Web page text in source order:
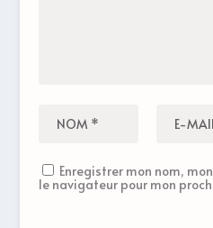
Enregistrer mon nom,
le navigateur pour mon